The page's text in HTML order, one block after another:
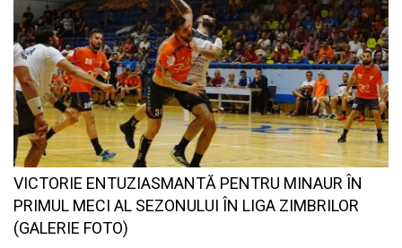
VICTORIE ENTUZIASMANTĂ PENTRU MINAUR ÎN
PRIMUL MECI AL SEZONULUI ÎN LIGA ZIMBRILOR
(GALERIE FOTO)